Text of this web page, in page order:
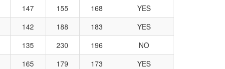
147 155 168
YES
142 188 183
YES
135 230 196
NO
165 179 173
YES